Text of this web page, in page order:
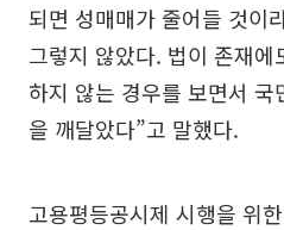
되면 성매매가 줄어들 것이
그렇지 않았다. 법이 존재
하지 않는 경우를 보면서
을 깨달았다”고 말했다.
고용평등공시제 시행을 위